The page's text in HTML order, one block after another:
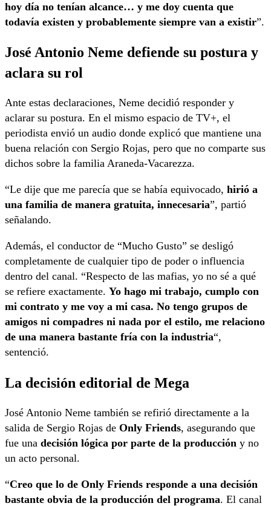
hoy día no tenían alcance… y me doy cuenta que
todavía existen y probablemente siempre van a existir”.
José Antonio Neme defiende su postura y
aclara su rol
Ante estas declaraciones, Neme decidió responder y
aclarar su postura. En el mismo espacio de TV+, el
periodista envió un audio donde explicó que mantiene una
buena relación con Sergio Rojas, pero que no comparte sus
dichos sobre la familia Araneda-Vacarezza.
“Le dije que me parecía que se había equivocado, hirió a
una familia de manera gratuita, innecesaria”, partió
señalando.
Además, el conductor de “Mucho Gusto” se desligó
completamente de cualquier tipo de poder o influencia
dentro del canal. “Respecto de las mafias, yo no sé a qué
se refiere exactamente. Yo hago mi trabajo, cumplo con
mi contrato y me voy a mi casa. No tengo grupos de
amigos ni compadres ni nada por el estilo, me relaciono
de una manera bastante fría con la industria“,
sentenció.
La decisión editorial de Mega
José Antonio Neme también se refirió directamente a la
salida de Sergio Rojas de Only Friends, asegurando que
fue una decisión lógica por parte de la producción y no
un acto personal.
“Creo que lo de Only Friends responde a una decisión
bastante obvia de la producción del programa. El canal